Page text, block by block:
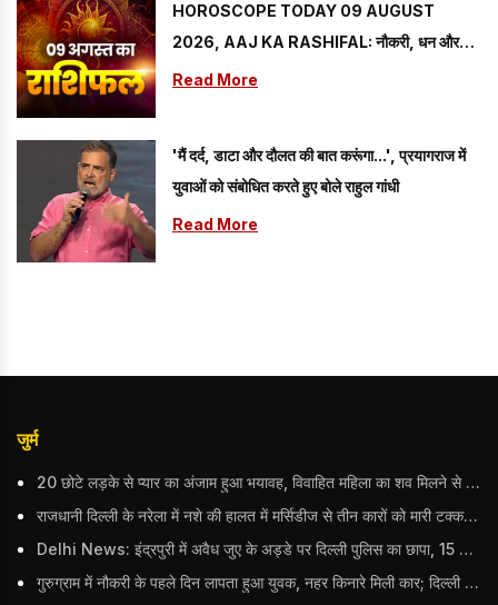
HOROSCOPE TODAY 09 AUGUST
2026, AAJ KA RASHIFAL: नौकरी, धन और
यात्रा के मामले में कैसा रहेगा रविवार? जानें सभी राशियों का
Read More
'मैं दर्द, डाटा और दौलत की बात करूंगा...', प्रयागराज में
युवाओं को संबोधित करते हुए बोले राहुल गांधी
Read More
जुर्म
20 छोटे लड़के से प्यार का अंजाम हुआ भयावह, विवाहित महिला का शव मिलने से मचा हड़कंप
राजधानी दिल्ली के नरेला में नशे की हालत में मर्सिडीज से तीन कारों को मारी टक्कर, बुजुर्ग महिला की मौत; हिरासत में आरोपी
Delhi News: इंद्रपुरी में अवैध जुए के अड्डे पर दिल्ली पुलिस का छापा, 15 जुआरियों को पकड़ा; ₹3.61 लाख नकद और अन्य सामान बरामद
गुरुग्राम में नौकरी के पहले दिन लापता हुआ युवक, नहर किनारे मिली कार; दिल्ली पुलिस ने दर्ज की FIR